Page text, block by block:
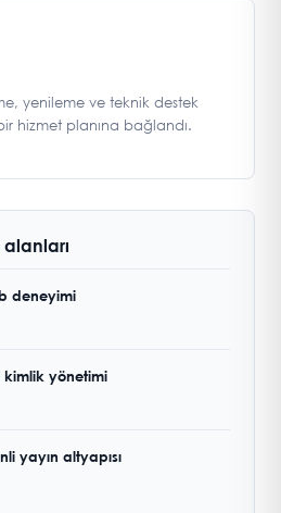
yenileme ve teknik destek
hizmet planına bağlandı.
deneyimi
kimlik yönetimi
yayın altyapısı